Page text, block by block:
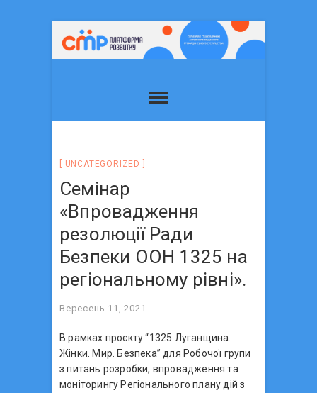
UNCATEGORIZED
Семінар
«Впровадження
резолюції Ради
Безпеки ООН 1325 на
регіональному рівні».
Вересень 11, 2021
В рамках проєкту “1325 Луганщина.
Жінки. Мир. Безпека” для Робочої групи
з питань розробки, впровадження та
моніторингу Регіонального плану дій з